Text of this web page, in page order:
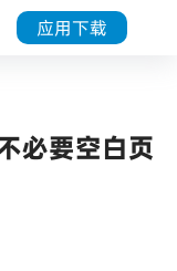
应用下载
必要空白页